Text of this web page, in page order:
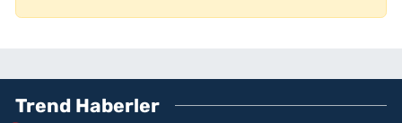
Trend Haberler